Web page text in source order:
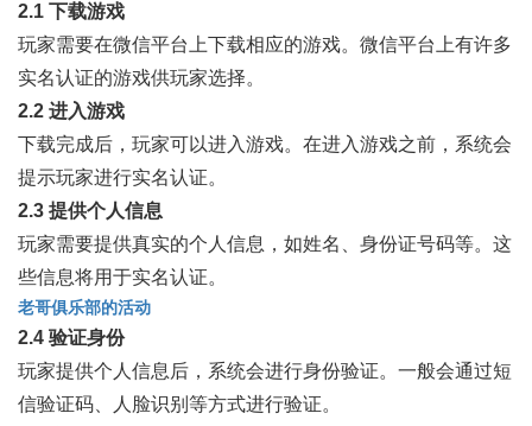
2.1 下载游戏
玩家需要在微信平台上下载相应的游戏。微信平台上有许多
实名认证的游戏供玩家选择。
2.2 进入游戏
下载完成后，玩家可以进入游戏。在进入游戏之前，系统会
提示玩家进行实名认证。
2.3 提供个人信息
玩家需要提供真实的个人信息，如姓名、身份证号码等。这
些信息将用于实名认证。
老哥俱乐部的活动
2.4 验证身份
玩家提供个人信息后，系统会进行身份验证。一般会通过短
信验证码、人脸识别等方式进行验证。